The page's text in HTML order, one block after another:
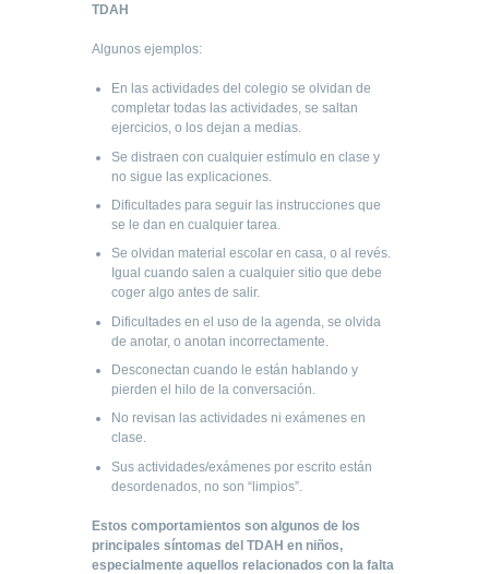
TDAH
Algunos ejemplos:
En las actividades del colegio se olvidan de
completar todas las actividades, se saltan
ejercicios, o los dejan a medias.
Se distraen con cualquier estímulo en clase y
no sigue las explicaciones.
Dificultades para seguir las instrucciones que
se le dan en cualquier tarea.
Se olvidan material escolar en casa, o al revés.
Igual cuando salen a cualquier sitio que debe
coger algo antes de salir.
Dificultades en el uso de la agenda, se olvida
de anotar, o anotan incorrectamente.
Desconectan cuando le están hablando y
pierden el hilo de la conversación.
No revisan las actividades ni exámenes en
clase.
Sus actividades/exámenes por escrito están
desordenados, no son “limpios”.
Estos comportamientos son algunos de los
principales síntomas del TDAH en niños,
especialmente aquellos relacionados con la falta